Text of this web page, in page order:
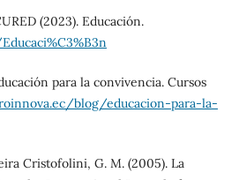
(2023). Educación.
para la convivencia. Cursos
blog/educacion-para-la-
Cristofolini, G. M. (2005). La